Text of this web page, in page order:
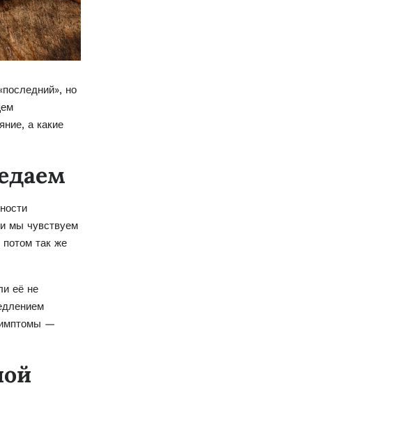
но
а какие
мы чувствуем
потом так же
её не
—